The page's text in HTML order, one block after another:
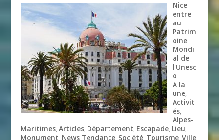
Nice
entre
au
Patrim
oine
Mondi
al de
l’Unesc
o
A la
une,
Activit
és,
Alpes-
Maritimes,Articles, Département, Escapade, Lieu,
Monument, News Tendance, Société, Tourisme,Ville